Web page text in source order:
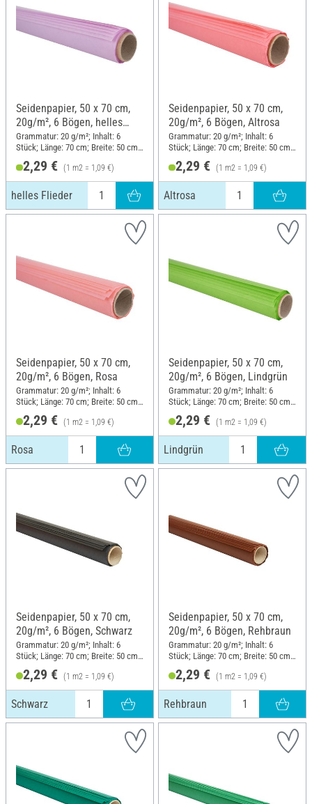
Seidenpapier, 50 x 70 cm,
20g/m², 6 Bögen, helles
Flieder
Grammatur: 20 g/m²; Inhalt: 6
Stück; Länge: 70 cm; Breite: 50 cm;
2,29 € (1 m2 = 1,09 €)
helles Flieder
Seidenpapier, 50 x 70 cm,
20g/m², 6 Bögen, Altrosa
Grammatur: 20 g/m²; Inhalt: 6
Stück; Länge: 70 cm; Breite: 50 cm;
2,29 € (1 m2 = 1,09 €)
Altrosa
Seidenpapier, 50 x 70 cm,
20g/m², 6 Bögen, Rosa
Grammatur: 20 g/m²; Inhalt: 6
Stück; Länge: 70 cm; Breite: 50 cm;
2,29 € (1 m2 = 1,09 €)
Rosa
Seidenpapier, 50 x 70 cm,
20g/m², 6 Bögen, Lindgrün
Grammatur: 20 g/m²; Inhalt: 6
Stück; Länge: 70 cm; Breite: 50 cm;
2,29 € (1 m2 = 1,09 €)
Lindgrün
Seidenpapier, 50 x 70 cm,
20g/m², 6 Bögen, Schwarz
Grammatur: 20 g/m²; Inhalt: 6
Stück; Länge: 70 cm; Breite: 50 cm;
2,29 € (1 m2 = 1,09 €)
Schwarz
Seidenpapier, 50 x 70 cm,
20g/m², 6 Bögen, Rehbraun
Grammatur: 20 g/m²; Inhalt: 6
Stück; Länge: 70 cm; Breite: 50 cm;
2,29 € (1 m2 = 1,09 €)
Rehbraun